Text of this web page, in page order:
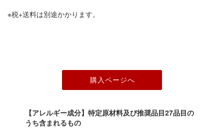
※税+送料は別途かかります。
【アレルギー成分】特定原材料及び推奨品目27品目の
うち含まれるもの